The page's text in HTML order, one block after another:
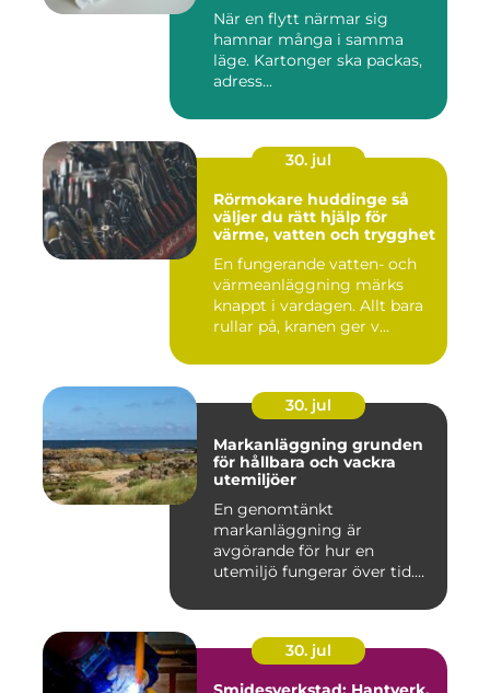
När en flytt närmar sig
hamnar många i samma
läge. Kartonger ska packas,
adress...
30. jul
Rörmokare huddinge så
väljer du rätt hjälp för
värme, vatten och trygghet
En fungerande vatten- och
värmeanläggning märks
knappt i vardagen. Allt bara
rullar på, kranen ger v...
30. jul
Markanläggning grunden
för hållbara och vackra
utemiljöer
En genomtänkt
markanläggning är
avgörande för hur en
utemiljö fungerar över tid.
30. jul